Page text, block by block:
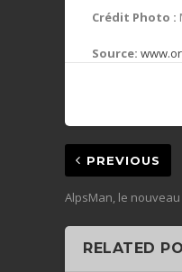
Crédit Photo :
Source:
PREVIOUS
AlpsMan, le nouveau
RELATED